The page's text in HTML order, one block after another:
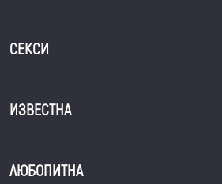
СЕКСИ
ИЗВЕСТНА
ЛЮБОПИТНА